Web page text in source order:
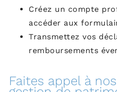
Créez un compte
accéder aux
Transmettez vos
remboursements
Faites appel à